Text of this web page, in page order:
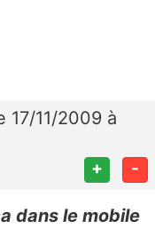
17/11/2009 à
+ -
dans le mobile